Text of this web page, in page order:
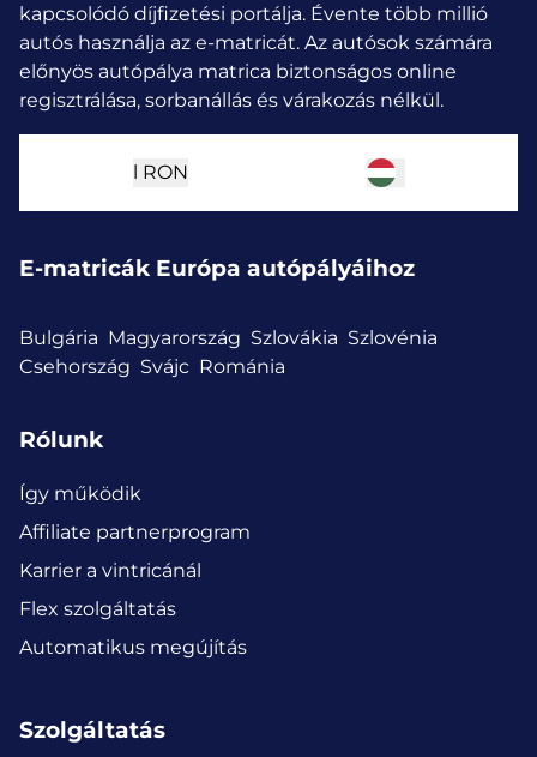
kapcsolódó díjfizetési portálja. Évente több millió
autós használja az e-matricát. Az autósok számára
előnyös autópálya matrica biztonságos online
regisztrálása, sorbanállás és várakozás nélkül.
l RON
E-matricák Európa autópályáihoz
Bulgária Magyarország Szlovákia Szlovénia
Csehország Svájc Románia
Rólunk
Így működik
Affiliate partnerprogram
Karrier a vintricánál
Flex szolgáltatás
Automatikus megújítás
Szolgáltatás